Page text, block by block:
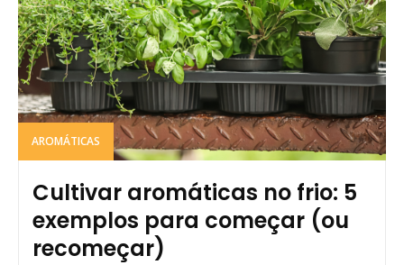
AROMÁTICAS
Cultivar aromáticas no frio: 5
exemplos para começar (ou
recomeçar)